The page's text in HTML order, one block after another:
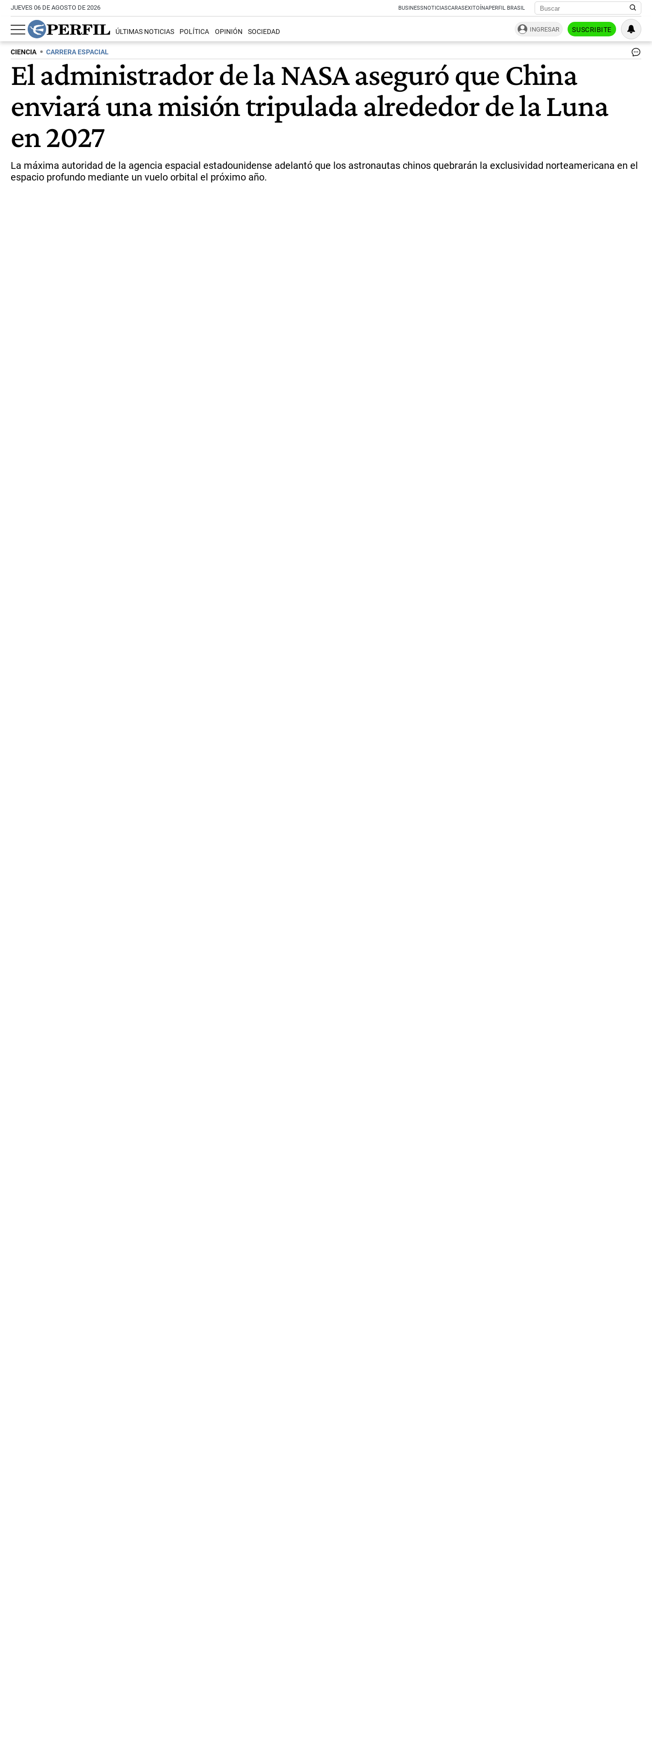
JUEVES 06 DE AGOSTO DE 2026 BUSINESSNOTICIASCARASEXITOÍNAPERFIL BRASIL
ÚLTIMAS NOTICIAS POLÍTICA OPINIÓN SOCIEDAD INGRESAR SUSCRIBITE
CIENCIA CARRERA ESPACIAL
El administrador de la NASA aseguró que China
enviará una misión tripulada alrededor de la Luna
en 2027
La máxima autoridad de la agencia espacial estadounidense adelantó que los astronautas chinos quebrarán la exclusividad norteamericana en el
espacio profundo mediante un vuelo orbital el próximo año.